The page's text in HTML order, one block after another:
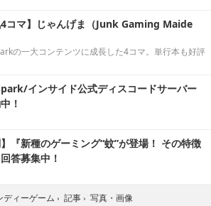
4コマ】じゃんげま（Junk Gaming Maide
の一大コンテンツに成長した4コマ。単行本も好評
インサイド公式ディスコードサーバー
！
】『新種のゲーミング“蚊”が登場！ その特徴
答募集中！
ディーゲーム › 記事 › 写真・画像